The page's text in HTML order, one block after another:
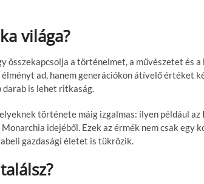
világa?
összekapcsolja a történelmet, a művészetet és
ad, hanem generációkon átívelő értéket
darab is lehet ritkaság.
története máig izgalmas: ilyen például
idejéből. Ezek az érmék nem csak egy
gazdasági életet is tükrözik.